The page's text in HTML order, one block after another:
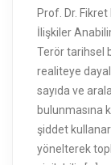
Prof. Dr.
İlişkiler
Terör tarihsel
realiteye
sayıda ve
bulunmasına
şiddet
yönelterek